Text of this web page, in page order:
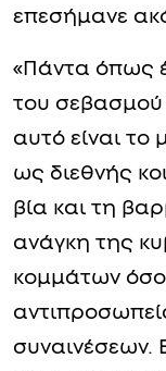
επεσήμανε
«Πάντα όπως
του σεβασμού
αυτό είναι το
ως διεθνής
βία και τη
ανάγκη της
κομμάτων όσο
συναινέσεων.